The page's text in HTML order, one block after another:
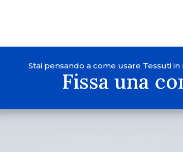
Stai pensando a come usare Tessuti
Fissa una